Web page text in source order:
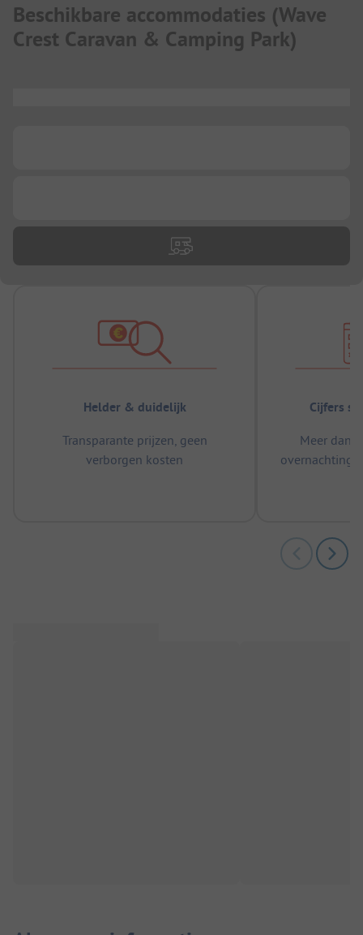
Beschikbare accommodaties (Wave
Crest Caravan & Camping Park)
Helder & duidelijk
Transparante prijzen, geen
verborgen kosten
Cijfers
Meer dan